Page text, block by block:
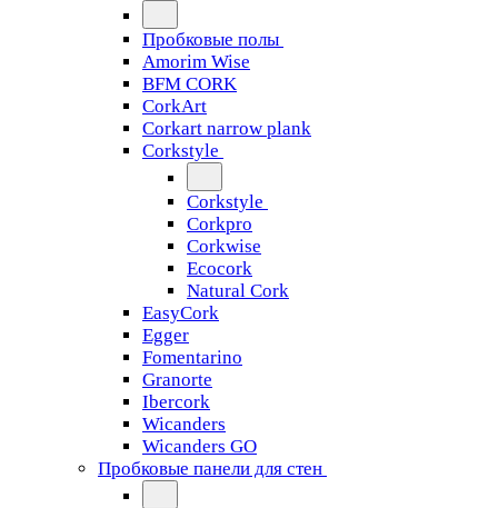
Пробковые полы
Amorim Wise
BFM CORK
CorkArt
Corkart narrow plank
Corkstyle
Corkstyle
Corkpro
Corkwise
Ecocork
Natural Cork
EasyCork
Egger
Fomentarino
Granorte
Ibercork
Wicanders
Wicanders GO
Пробковые панели для стен